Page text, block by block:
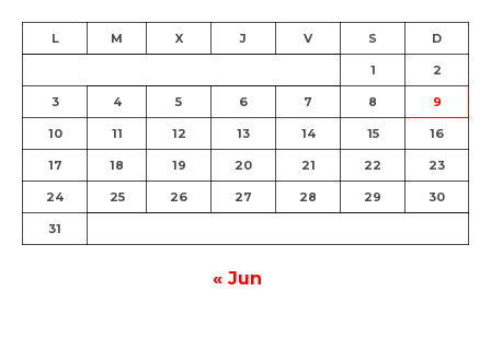
L M X J V S D
1 2
3 4 5 6 7 8 9
10 11 12 13 14 15 16
17 18 19 20 21 22 23
24 25 26 27 28 29 30
31
« Jun